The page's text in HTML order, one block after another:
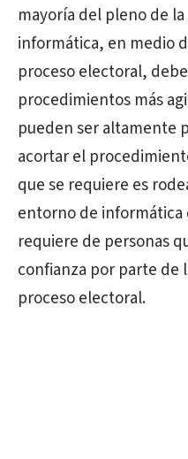
mayoría del pleno de
informática, en medio
proceso electoral,
procedimientos más
pueden ser altamente
acortar el
que se requiere es
entorno de informática
requiere de personas
confianza por parte de
proceso electoral.